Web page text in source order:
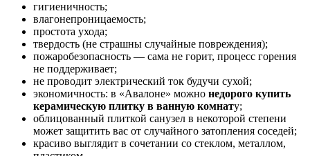
гигиеничность;
влагонепроницаемость;
простота ухода;
твердость (не страшны случайные повреждения);
пожаробезопасность — сама не горит, процесс горения
не поддерживает;
не проводит электрический ток будучи сухой;
экономичность: в «Авалоне» можно недорого купить
керамическую плитку в ванную комнату;
облицованный плиткой санузел в некоторой степени
может защитить вас от случайного затопления соседей;
красиво выглядит в сочетании со стеклом, металлом,